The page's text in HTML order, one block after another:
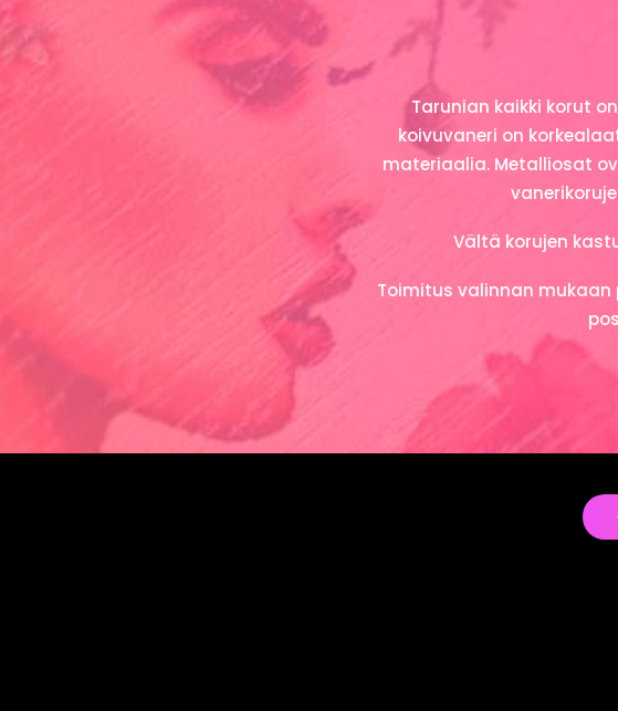
Tarunian kaikki korut
koivuvaneri on
materiaalia. Metalliosat
Vältä korujen
Toimitus valinnan